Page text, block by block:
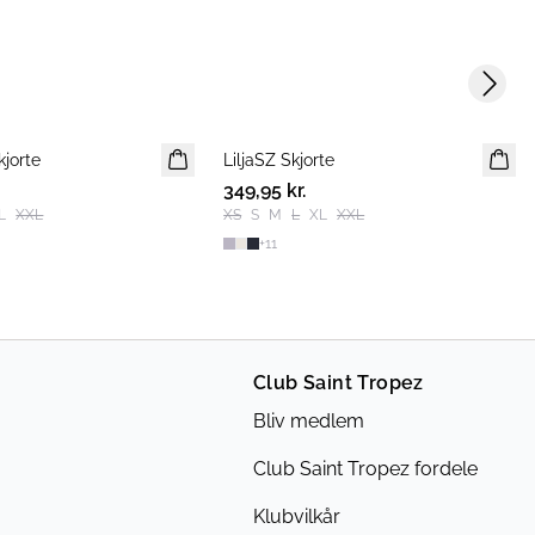
XXL
NYHED
LiljaSZ Skjorte
349,95 kr.
XS S M L XL XXL
+11
Next
Club Saint Tropez
Bliv medlem
Club Saint Tropez fordele
Klubvilkår